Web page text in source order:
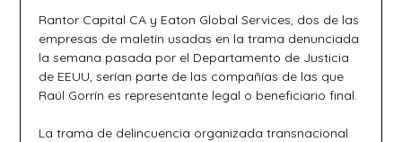
Rantor Capital CA y Eaton Global Services, dos de las
empresas de maletín usadas en la trama denunciada
la semana pasada por el Departamento de Justicia
de EEUU, serían parte de las compañías de las que
Raúl Gorrín es representante legal o beneficiario final.
La trama de delincuencia organizada transnacional